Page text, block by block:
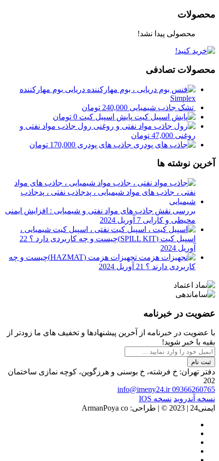
محصولات
محصولی پیدا نشد!
محصولات تصادفی
بوم مهارکننده
Simplex
تشک جاذب شیمیایی 240,000 تومان
پایش اسپیل کیت 0 تومان
رول جاذب مواد نفتی و
روغنی 47,000 تومان
جاذب های پودری 170,000 تومان
آخرین نوشته ها
بررسی نقش جاذب های مواد نفتی و شیمیایی : افزایش ایمنی
محیطی و کارایی 7 آوریل 2024
اسپیل کیت (SPILL KIT)چیست و چه کاربردی دارد ؟
22
آوریل 2024
تجهیزات هزمت (HAZMAT)چیست و چه
کاربردی دارند ؟ 21 آوریل 2024
عضویت در خبرنامه
با عضویت در خبرنامه از آخرین پیشنهادها و تخفیف های ما زودتر از
بقیه با خبر شوید!
ثبت نام
دفتر تهران: خ فرشته، خ بوسنی و هرزگوین، کوچه نمازی ساختمان
202
09366260765
info@imeny24.ir
نسخه آندروید نسخه IOS
ایمنی24 | 2023 ©️ | طراحی: ArmanPoya co